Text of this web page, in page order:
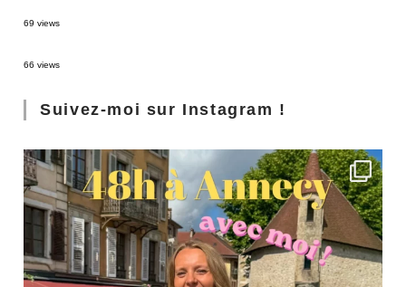
69 views
66 views
Suivez-moi sur Instagram !